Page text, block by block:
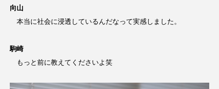
向山
本当に社会に浸透しているんだなって実感しました。
駒崎
もっと前に教えてくださいよ笑